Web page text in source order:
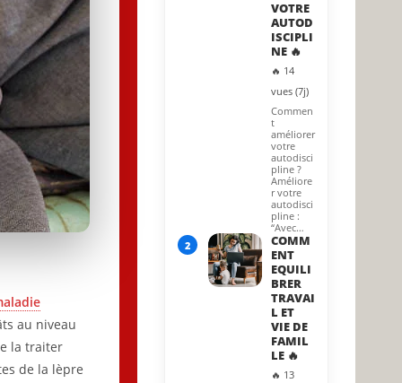
au niveau
la traiter
de la lèpre
VOTRE
AUTOD
ISCIPLI
NE 🔥
🔥 14
vues (7j)
Commen
t
améliorer
votre
autodisci
pline ?
Améliore
r votre
autodisci
pline :
“Avec…
2
COMM
ENT
EQUILI
BRER
TRAVAI
L ET
VIE DE
FAMIL
LE 🔥
🔥 13